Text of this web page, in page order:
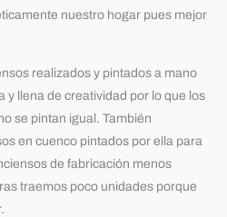
nuestro hogar pues mejor
realizados y pintados a mano
y llena de creatividad por lo que los
se pintan igual. También
en cuenco pintados por ella para
de fabricación menos
traemos poco unidades porque